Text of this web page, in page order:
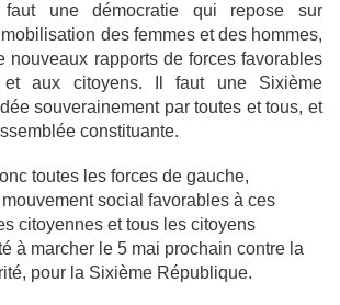
une démocratie qui repose sur
mobilisation des femmes et des hommes,
nouveaux rapports de forces favorables
et aux citoyens. Il faut une Sixième
souverainement par toutes et tous, et
constituante.
toutes les forces de gauche,
social favorables à ces
citoyennes et tous les citoyens
à marcher le 5 mai prochain contre la
pour la Sixième République.